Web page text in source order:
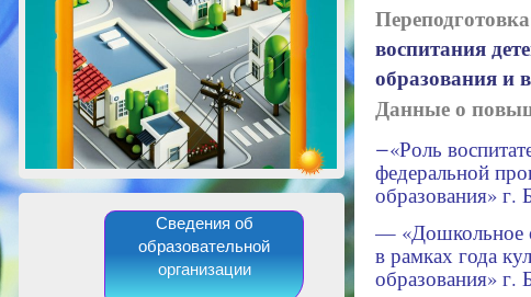
Сведения об
образовательной
организации
воспитания
образования и
Данные о
—«Роль
федеральной
образования» г.
— «Дошкольное
в рамках года
образования» г.